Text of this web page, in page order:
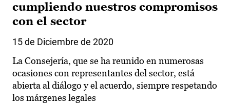
cumpliendo nuestros compromisos
con el sector
15 de Diciembre de 2020
La Consejería, que se ha reunido en numerosas
ocasiones con representantes del sector, está
abierta al diálogo y el acuerdo, siempre respetando
los márgenes legales